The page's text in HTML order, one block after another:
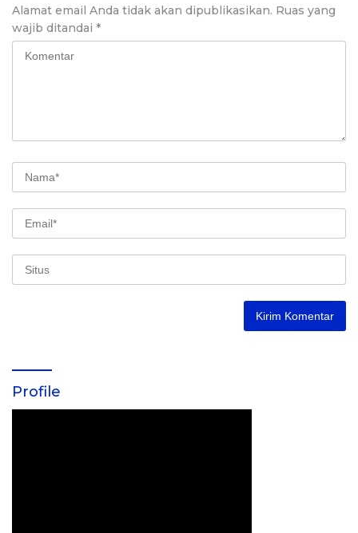
Alamat email Anda tidak akan dipublikasikan. Ruas yang
wajib ditandai *
Profile